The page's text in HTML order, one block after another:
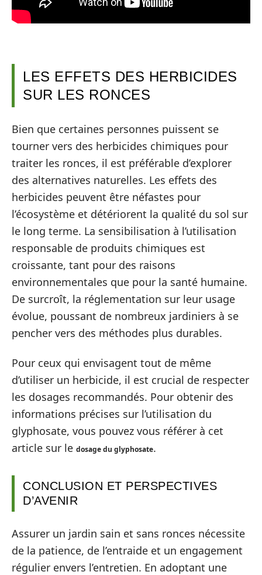
LES EFFETS DES HERBICIDES
SUR LES RONCES
Bien que certaines personnes puissent se
tourner vers des herbicides chimiques pour
traiter les ronces, il est préférable d’explorer
des alternatives naturelles. Les effets des
herbicides peuvent être néfastes pour
l’écosystème et détériorent la qualité du sol sur
le long terme. La sensibilisation à l’utilisation
responsable de produits chimiques est
croissante, tant pour des raisons
environnementales que pour la santé humaine.
De surcroît, la réglementation sur leur usage
évolue, poussant de nombreux jardiniers à se
pencher vers des méthodes plus durables.
Pour ceux qui envisagent tout de même
d’utiliser un herbicide, il est crucial de respecter
les dosages recommandés. Pour obtenir des
informations précises sur l’utilisation du
glyphosate, vous pouvez vous référer à cet
article sur le dosage du glyphosate.
CONCLUSION ET PERSPECTIVES
D’AVENIR
Assurer un jardin sain et sans ronces nécessite
de la patience, de l’entraide et un engagement
régulier envers l’entretien. En adoptant une